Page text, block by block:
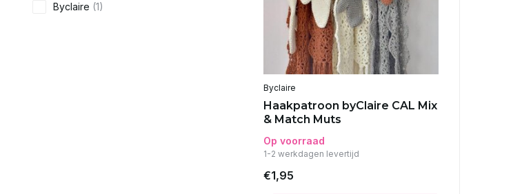
Byclaire (1)
Byclaire
Haakpatroon byClaire CAL Mix
& Match Muts
Op voorraad
1-2 werkdagen levertijd
€1,95